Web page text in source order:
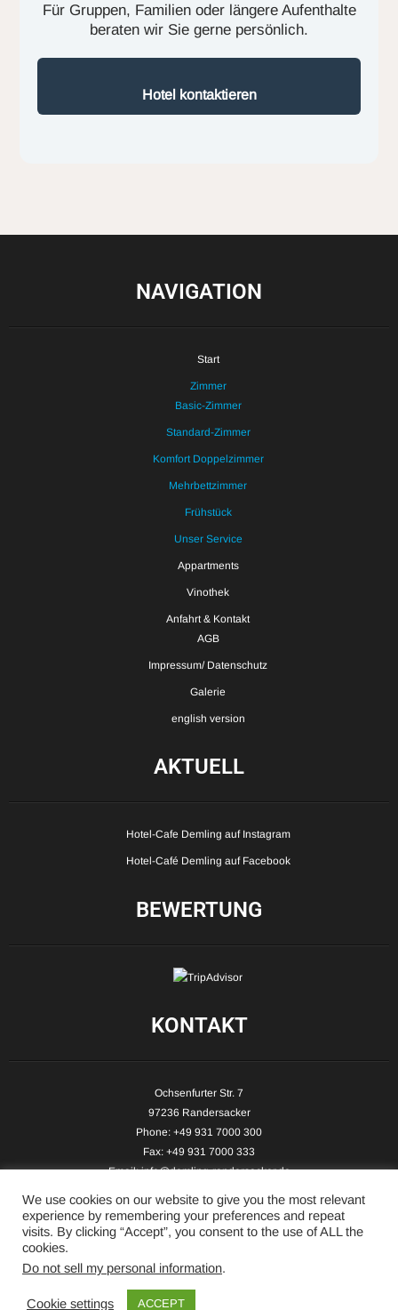
Für Gruppen, Familien oder längere Aufenthalte
beraten wir Sie gerne persönlich.
Hotel kontaktieren
NAVIGATION
Start
Zimmer
Basic-Zimmer
Standard-Zimmer
Komfort Doppelzimmer
Mehrbettzimmer
Frühstück
Unser Service
Appartments
Vinothek
Anfahrt & Kontakt
AGB
Impressum/ Datenschutz
Galerie
english version
AKTUELL
Hotel-Cafe Demling auf Instagram
Hotel-Café Demling auf Facebook
BEWERTUNG
KONTAKT
Ochsenfurter Str. 7
97236 Randersacker
Phone: +49 931 7000 300
Fax: +49 931 7000 333
Email:info@demling-randersacker.de
Copyright © 2026 Hotel-Café Demling - All Rights Reserved.
We use cookies on our website to give you the most relevant
experience by remembering your preferences and repeat
visits. By clicking “Accept”, you consent to the use of ALL the
cookies.
Do not sell my personal information.
Cookie settings ACCEPT